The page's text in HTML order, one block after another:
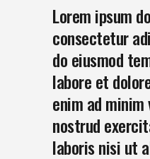
Lorem ipsum
consectetur
do eiusmod
labore et
enim ad minim
nostrud
laboris nisi ut